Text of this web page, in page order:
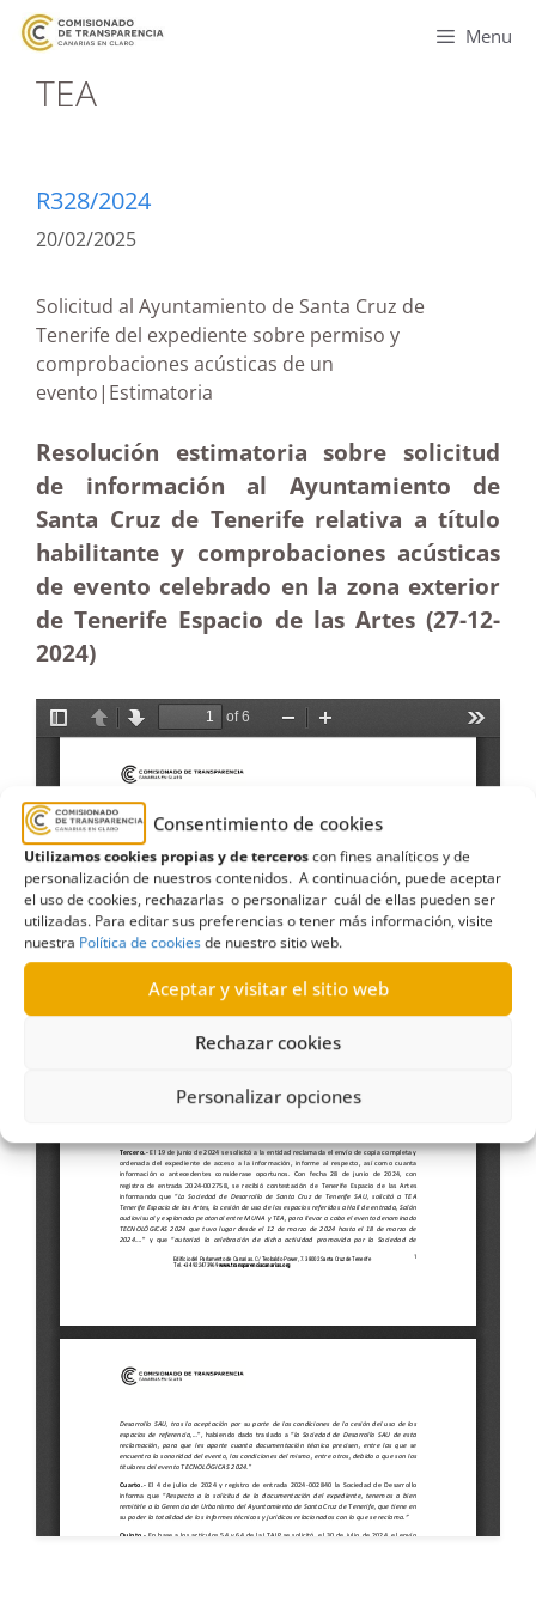
Consentimiento de cookies
Utilizamos cookies propias y de terceroscon fines analíticos y de
personalización de nuestros contenidos. A continuación, puede aceptar
el uso de cookies, rechazarlas o personalizar cuál de ellas pueden ser
utilizadas. Para editar sus preferencias o tener más información, visite
nuestra Política de cookiesde nuestro sitio web.
Aceptar y visitar el sitio web
Rechazar cookies
Personalizar opciones
Menu
TEA
R328/2024
20/02/2025
Solicitud al Ayuntamiento de Santa Cruz de
Tenerife del expediente sobre permiso y
comprobaciones acústicas de un
evento|Estimatoria
Resolución estimatoria sobre solicitud
de información al Ayuntamiento de
Santa Cruz de Tenerife relativa a título
habilitante y comprobaciones acústicas
de evento celebrado en la zona exterior
de Tenerife Espacio de las Artes (27-12-
2024)